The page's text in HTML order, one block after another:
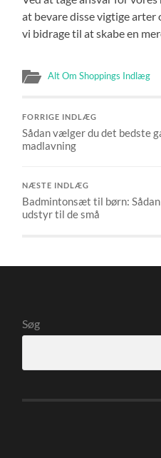
at bevare disse vigtige arter
vi bidrage til at skabe en
Alt Om Shoppings Indlæg
FORRIGE INDLÆG
Sådan vælger du det bedste
madlavning
NÆSTE INDLÆG
Badmintonsæt til børn:
udstyr til de små
Søg